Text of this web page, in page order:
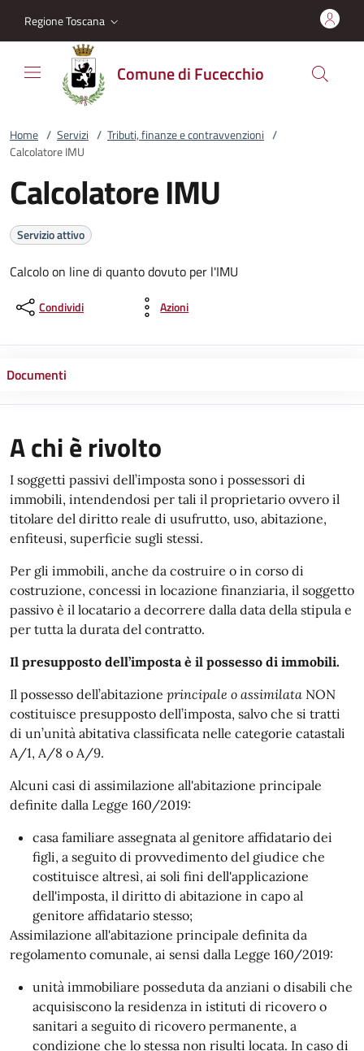
Regione Toscana
Comune di Fucecchio
Home / Servizi / Tributi, finanze e contravvenzioni /
Calcolatore IMU
Calcolatore IMU
Servizio attivo
Calcolo on line di quanto dovuto per l'IMU
Condividi Azioni
Documenti
A chi è rivolto
I soggetti passivi dell’imposta sono i possessori di
immobili, intendendosi per tali il proprietario ovvero il
titolare del diritto reale di usufrutto, uso, abitazione,
enfiteusi, superficie sugli stessi.
Per gli immobili, anche da costruire o in corso di
costruzione, concessi in locazione finanziaria, il soggetto
passivo è il locatario a decorrere dalla data della stipula e
per tutta la durata del contratto.
Il presupposto dell’imposta è il possesso di immobili.
Il possesso dell’abitazione principale o assimilata NON
costituisce presupposto dell’imposta, salvo che si tratti
di un’unità abitativa classificata nelle categorie catastali
A/1, A/8 o A/9.
Alcuni casi di assimilazione all'abitazione principale
definite dalla Legge 160/2019:
casa familiare assegnata al genitore affidatario dei
figli, a seguito di provvedimento del giudice che
costituisce altresì, ai soli fini dell'applicazione
dell'imposta, il diritto di abitazione in capo al
genitore affidatario stesso;
Assimilazione all'abitazione principale definita da
regolamento comunale, ai sensi dalla Legge 160/2019:
unità immobiliare posseduta da anziani o disabili che
acquisiscono la residenza in istituti di ricovero o
sanitari a seguito di ricovero permanente, a
condizione che lo stessa non risulti locata. In caso di